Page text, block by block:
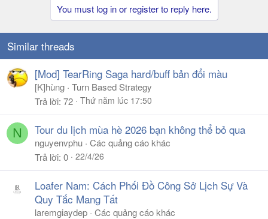
You must log in or register to reply here.
Similar threads
[Mod] TearRing Saga hard/buff bản đổi màu
[K]hùng Turn Based Strategy
Trả lời 72 Thứ năm lúc 17:50
N Tour du lịch mùa hè 2026 bạn không thể bỏ qua
nguyenvphu Các quảng cáo khác
Trả lời 0 22/4/26
Loafer Nam: Cách Phối Đồ Công Sở Lịch Sự Và
Quy Tắc Mang Tất
laremgiaydep Các quảng cáo khác